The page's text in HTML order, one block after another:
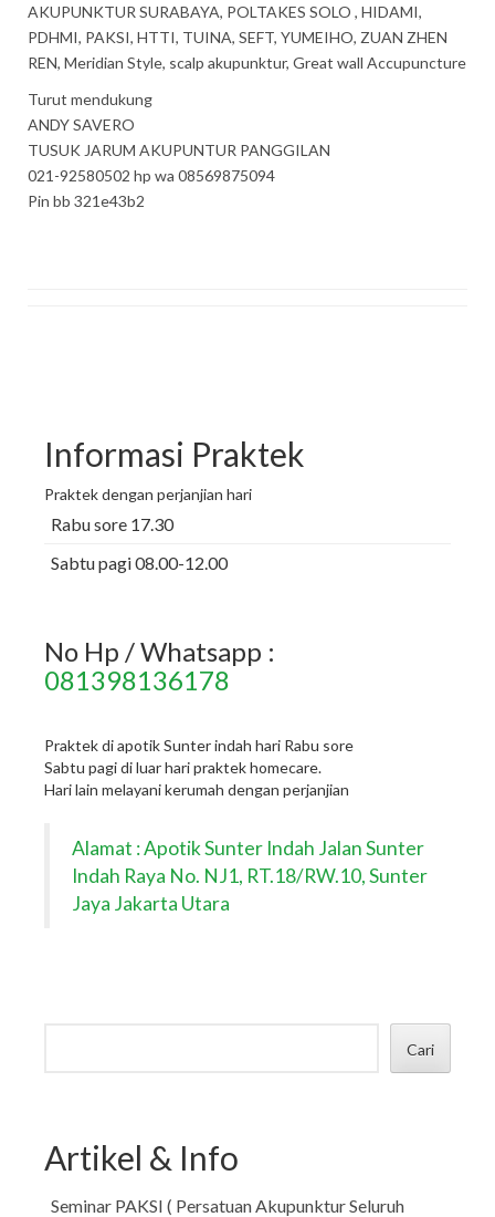
AKUPUNKTUR SURABAYA, POLTAKES SOLO , HIDAMI,
PDHMI, PAKSI, HTTI, TUINA, SEFT, YUMEIHO, ZUAN ZHEN
REN, Meridian Style, scalp akupunktur, Great wall Accupuncture
Turut mendukung
ANDY SAVERO
TUSUK JARUM AKUPUNTUR PANGGILAN
021-92580502 hp wa 08569875094
Pin bb 321e43b2
Informasi Praktek
Praktek dengan perjanjian hari
Rabu sore 17.30
Sabtu pagi 08.00-12.00
No Hp / Whatsapp :
081398136178
Praktek di apotik Sunter indah hari Rabu sore
Sabtu pagi di luar hari praktek homecare.
Hari lain melayani kerumah dengan perjanjian
Alamat : Apotik Sunter Indah Jalan Sunter
Indah Raya No. NJ1, RT.18/RW.10, Sunter
Jaya Jakarta Utara
Cari
Artikel & Info
Seminar PAKSI ( Persatuan Akupunktur Seluruh